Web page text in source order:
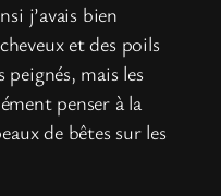
j’avais bien
et des poils
mais les
penser à la
de bêtes sur les